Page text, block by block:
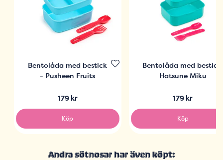
Bentolåda med bestick
- Pusheen Fruits
179 kr
Köp
Bentolåda med bestick,
Hatsune Miku
179 kr
Köp
Andra sötnosar har även köpt: